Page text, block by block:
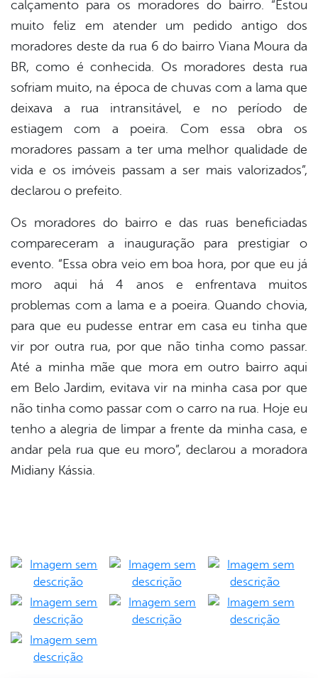
calçamento para os moradores do bairro. “Estou
muito feliz em atender um pedido antigo dos
moradores deste da rua 6 do bairro Viana Moura da
BR, como é conhecida. Os moradores desta rua
sofriam muito, na época de chuvas com a lama que
deixava a rua intransitável, e no período de
estiagem com a poeira. Com essa obra os
moradores passam a ter uma melhor qualidade de
vida e os imóveis passam a ser mais valorizados”,
declarou o prefeito.
Os moradores do bairro e das ruas beneficiadas
compareceram a inauguração para prestigiar o
evento. “Essa obra veio em boa hora, por que eu já
moro aqui há 4 anos e enfrentava muitos
problemas com a lama e a poeira. Quando chovia,
para que eu pudesse entrar em casa eu tinha que
vir por outra rua, por que não tinha como passar.
Até a minha mãe que mora em outro bairro aqui
em Belo Jardim, evitava vir na minha casa por que
não tinha como passar com o carro na rua. Hoje eu
tenho a alegria de limpar a frente da minha casa, e
andar pela rua que eu moro”, declarou a moradora
Midiany Kássia.